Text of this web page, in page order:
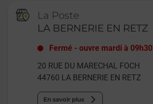
La Poste
LA BERNERIE EN RETZ
Fermé -ouvre mardi à 09h30
20 RUE DU MARECHAL FOCH
44760 LA BERNERIE EN RETZ
En savoir plus